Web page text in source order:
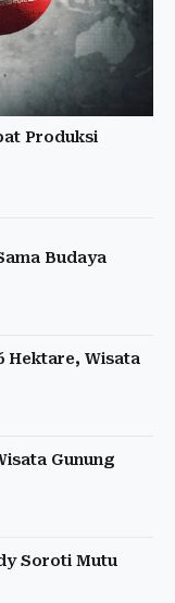
Produksi
Budaya
Hektare, Wisata
Gunung
Soroti Mutu